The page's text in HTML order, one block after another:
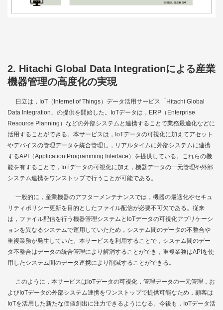
2. Hitachi Global Data Integrationによる産業
機器管理の高度化の実現
日立は，IoT（Internet of Things）データ活用サービス「Hitachi Global
Data Integration」の提供を開始した。IoTデータは，ERP（Enterprise
Resource Planning）などの外部システムと連携することで業務最適化などに
活用することができる。本サービスは，IoTデータの可視化に加えてアセット
やデバイスの管理データを統合管理し，リアルタイムに外部システムに連携
するAPI（Application Programming Interface）を提供している。これらの機
能を有することで，IoTデータの可視化に加え，機器データの一元管理や外部
システム連携をワンストップで行うことが可能である。
一般的に，産業機器のアフターメンテナンスでは，機器の最適化やセキュ
リティポリシー更新を目的としたファイル配信が必要不可欠である。従来
は，ファイル配信を行う機器管理システムとIoTデータの可視化アプリケーシ
ョンを異なるシステムで運用していたため，システム間のデータの不整合や
重複業務が発生していた。本サービスを利用することで，システム間のデー
タ不整合はデータの統合管理により解消することができ，重複業務はAPIを使
用したシステム間のデータ連携により削減することができる。
このように，本サービスはIoTデータの可視化，管理データの一元管理，お
よびIoTデータの外部システム連携をワンストップで提供可能なため，顧客は
IoTを活用した新たな価値創出に注力できるようになる。今後も，IoTデータ活